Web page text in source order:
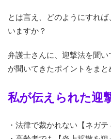
とは言え、どのようにすれ
いますか？
弁護士さんに、迎撃法を聞
が聞いてきたポイントをまと
私が伝えられた迎
・法律で裁かれない【ネガ